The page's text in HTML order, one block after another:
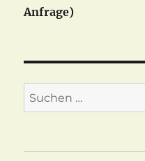
Anfrage)
Suchen
nach: